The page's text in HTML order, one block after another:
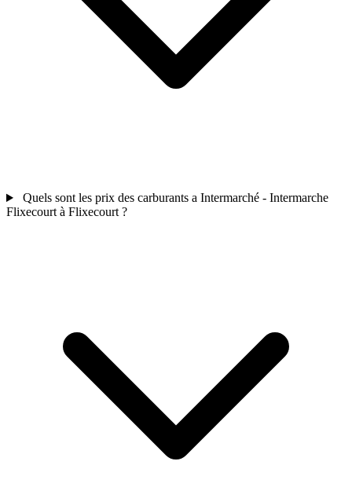
Quels sont les prix des carburants a Intermarché - Intermarche
Flixecourt à Flixecourt ?